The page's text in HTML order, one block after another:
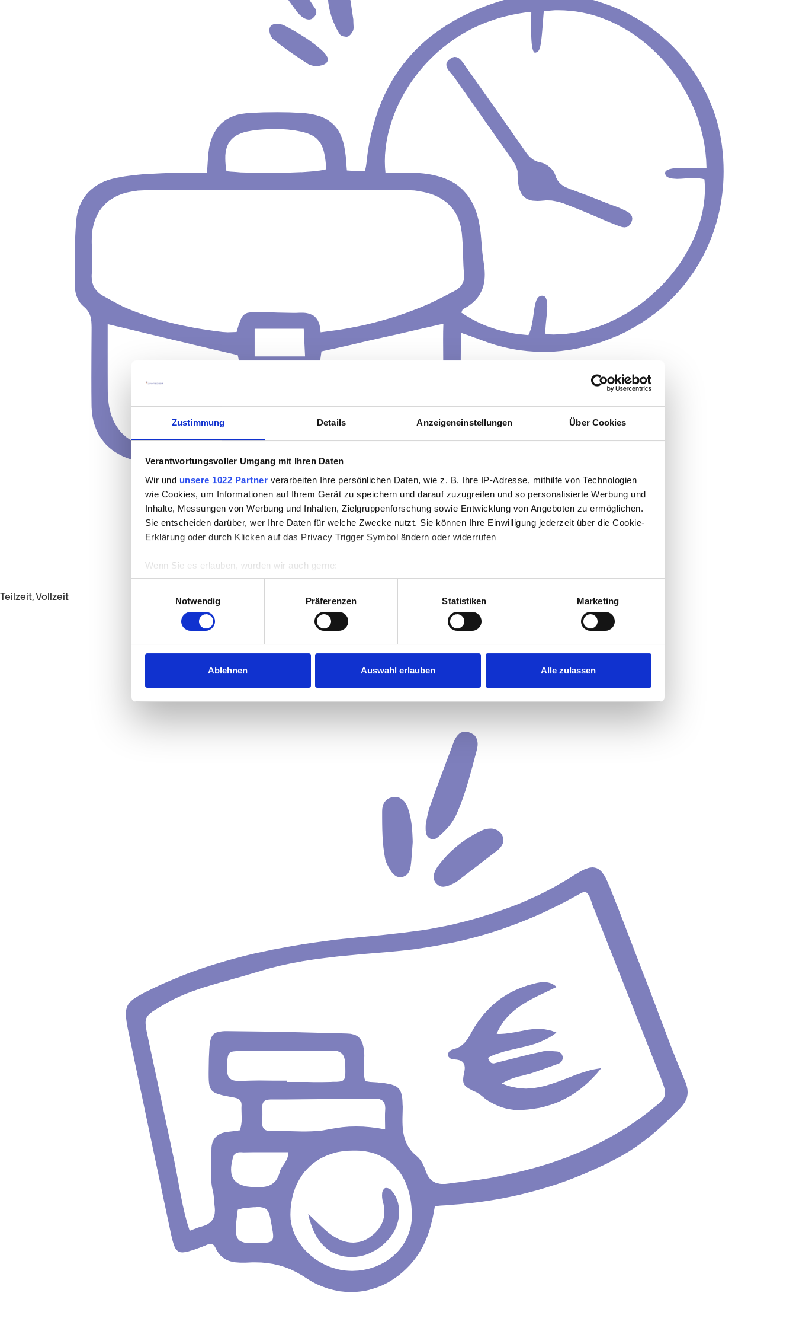
Zustimmung Details Anzeigeneinstellungen Über Cookies
Verantwortungsvoller Umgang mit Ihren Daten
Wir und unsere 1022 Partner verarbeiten Ihre persönlichen Daten, wie z. B. Ihre IP-Adresse, mithilfe von Technologien
wie Cookies, um Informationen auf Ihrem Gerät zu speichern und darauf zuzugreifen und so personalisierte Werbung und
Inhalte, Messungen von Werbung und Inhalten, Zielgruppenforschung sowie Entwicklung von Angeboten zu ermöglichen.
Sie entscheiden darüber, wer Ihre Daten für welche Zwecke nutzt. Sie können Ihre Einwilligung jederzeit über die Cookie-
Erklärung oder durch Klicken auf das Privacy Trigger Symbol ändern oder widerrufen
Wenn Sie es erlauben, würden wir auch gerne:
Informationen über Ihre geografische Lage erfassen, welche bis auf einige Meter genau sein können
Ihr Gerät durch aktives Scannen nach bestimmten Merkmalen (Fingerprinting) identifizieren
Erfahren Sie mehr darüber, wie Ihre persönlichen Daten verarbeitet werden, und legen Sie Ihre Präferenzen imAbschnitt
Einzelheitenfest.
Wir verwenden Cookies, um Inhalte und Anzeigen zu personalisieren, Funktionen für soziale Medien anbieten zu können
und die Zugriffe auf unsere Website zu analysieren. Außerdem geben wir Informationen zu Ihrer Verwendung unserer
Website an unsere Partner für soziale Medien, Werbung und Analysen weiter. Unsere Partner führen diese Informationen
Notwendig
Präferenzen Statistiken Marketing
Ablehnen Auswahl erlauben Alle zulassen
Teilzeit, Vollzeit